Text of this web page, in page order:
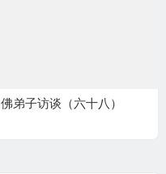
佛弟子访谈（六十八）